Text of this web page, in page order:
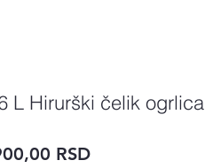
L Hirurški čelik ogrlica
RSDPrice